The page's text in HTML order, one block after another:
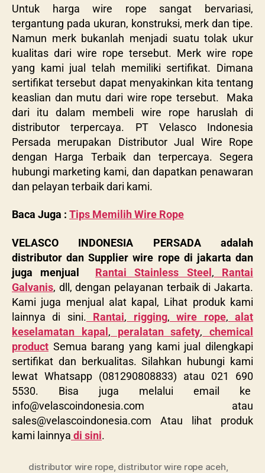
Untuk harga wire rope sangat bervariasi,
tergantung pada ukuran, konstruksi, merk dan tipe.
Namun merk bukanlah menjadi suatu tolak ukur
kualitas dari wire rope tersebut. Merk wire rope
yang kami jual telah memiliki sertifikat. Dimana
sertifikat tersebut dapat menyakinkan kita tentang
keaslian dan mutu dari wire rope tersebut. Maka
dari itu dalam membeli wire rope haruslah di
distributor terpercaya. PT Velasco Indonesia
Persada merupakan Distributor Jual Wire Rope
dengan Harga Terbaik dan terpercaya. Segera
hubungi marketing kami, dan dapatkan penawaran
dan pelayan terbaik dari kami.
Baca Juga : Tips Memilih Wire Rope
VELASCO INDONESIA PERSADA adalah
distributor dan Supplier wire rope di jakarta dan
juga menjual Rantai Stainless Steel, Rantai
Galvanis, dll, dengan pelayanan terbaik di Jakarta.
Kami juga menjual alat kapal, Lihat produk kami
lainnya di sini. Rantai, rigging, wire rope, alat
keselamatan kapal, peralatan safety, chemical
product Semua barang yang kami jual dilengkapi
sertifikat dan berkualitas. Silahkan hubungi kami
lewat Whatsapp (081290808833) atau 021 690
5530. Bisa juga melalui email ke
info@velascoindonesia.com atau
sales@velascoindonesia.com Atau lihat produk
kami lainnya di sini.
distributor wire rope, distributor wire rope aceh